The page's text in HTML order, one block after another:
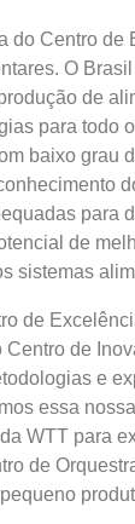
do Centro
O
de
para todo
baixo grau
para
de
sistemas
de
de
e
essa
WTT para
de